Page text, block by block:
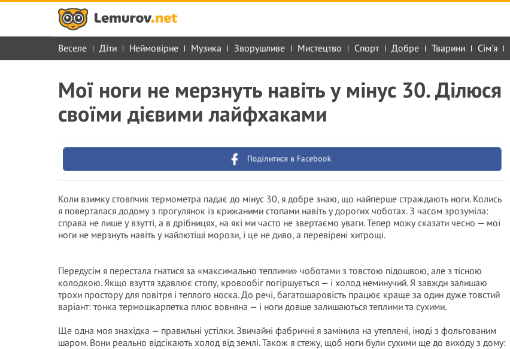
Веселе Діти Неймовірне Музика Зворушливе Мистецтво Спорт Добре Тварини Сім'я
Мої ноги не мерзнуть навіть у мінус 30. Ділюся
своїми дієвими лайфхаками
Поділитися в Facebook
Коли взимку стовпчик термометра падає до мінус 30, я добре знаю, що найперше страждають ноги. Колись
я поверталася додому з прогулянок із крижаними стопами навіть у дорогих чоботах. З часом зрозуміла:
справа не лише у взутті, а в дрібницях, на які ми часто не звертаємо уваги. Тепер можу сказати чесно — мої
ноги не мерзнуть навіть у найлютіші морози, і це не диво, а перевірені хитрощі.
Передусім я перестала гнатися за «максимально теплими» чоботами з товстою підошвою, але з тісною
колодкою. Якщо взуття здавлює стопу, кровообіг погіршується — і холод неминучий. Я завжди залишаю
трохи простору для повітря і теплого носка. До речі, багатошаровість працює краще за один дуже товстий
варіант: тонка термошкарпетка плюс вовняна — і ноги довше залишаються теплими та сухими.
Ще одна моя знахідка — правильні устілки. Звичайні фабричні я замінила на утеплені, іноді з фольгованим
шаром. Вони реально відсікають холод від землі. Також я стежу, щоб ноги були сухими ще до виходу з дому: